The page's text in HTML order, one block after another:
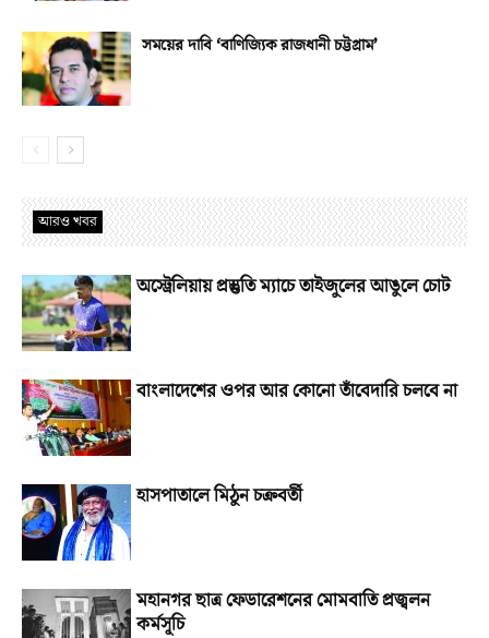
সময়ের দাবি ‘বাণিজ্যিক রাজধানী চট্টগ্রাম’
আরও খবর
অস্ট্রেলিয়ায় প্রস্তুতি ম্যাচে তাইজুলের আঙুলে চোট
বাংলাদেশের ওপর আর কোনো তাঁবেদারি চলবে না
হাসপাতালে মিঠুন চক্রবর্তী
মহানগর ছাত্র ফেডারেশনের মোমবাতি প্রজ্বলন
কর্মসূচি